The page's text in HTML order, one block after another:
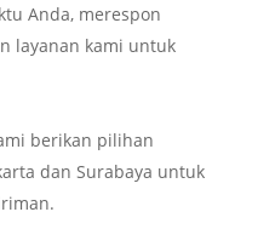
Anda, merespon
layanan kami untuk
berikan pilihan
dan Surabaya untuk